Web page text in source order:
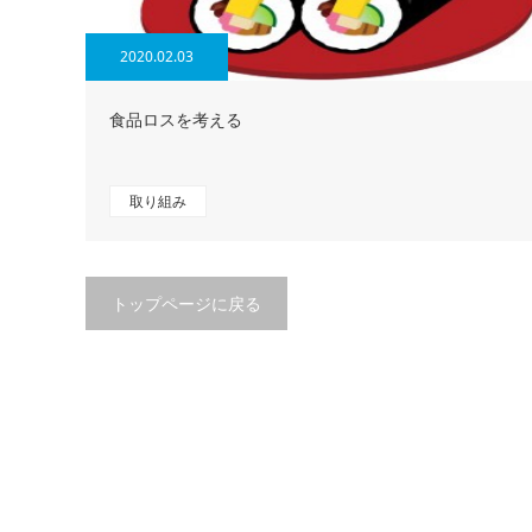
2020.02.03
食品ロスを考える
取り組み
トップページに戻る